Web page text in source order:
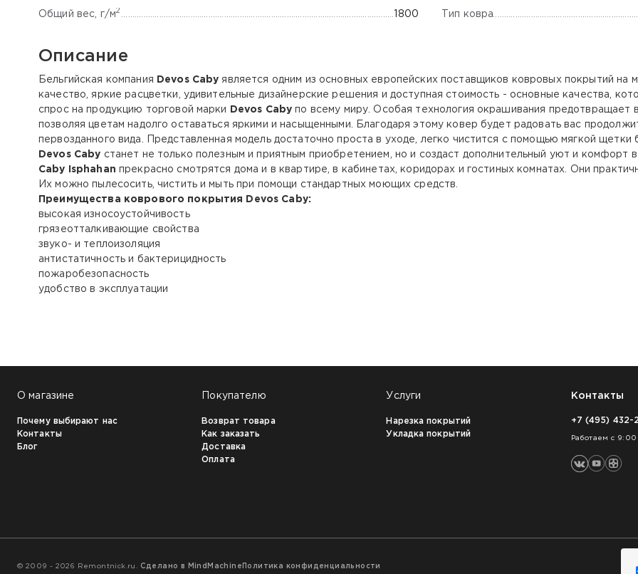
Общий вес, г/м2 1800 Тип ковра
Описание
Бельгийская компания Devos Caby является одним из основных европейских поставщиков ковровых покрытий
качество, яркие расцветки, удивительные дизайнерские решения и доступная стоимость - основные качества,
спрос на продукцию торговой марки
Devos Caby по всему миру. Особая технология окрашивания предотвращает
позволяя цветам надолго оставаться яркими и насыщенными. Благодаря этому ковер будет радовать вас
первозданного вида. Представленная модель достаточно проста в уходе, легко чистится с помощью мягкой щетки
Devos Caby станет не только полезным и приятным приобретением, но и создаст дополнительный уют и
Caby
Isphahan прекрасно смотрятся дома и в квартире, в кабинетах, коридорах и гостиных комнатах. Они
Их можно пылесосить, чистить и мыть при помощи стандартных моющих средств.
Преимущества коврового покрытия
Devos Caby:
высокая износоустойчивость
грязеотталкивающие свойства
звуко- и теплоизоляция
антистатичность и бактерицидность
пожаробезопасность
удобство в эксплуатации
О магазине
Почему выбирают нас
Контакты
Блог
Покупателю
Возврат товара
Как заказать
Доставка
Оплата
Услуги
Нарезка покрытий
Укладка покрытий
Контакты
+7 (495) 432-
Работаем с
© 2009 - 2026 Remontnick.ru. Сделано в MindMachine Политика конфиденциальности